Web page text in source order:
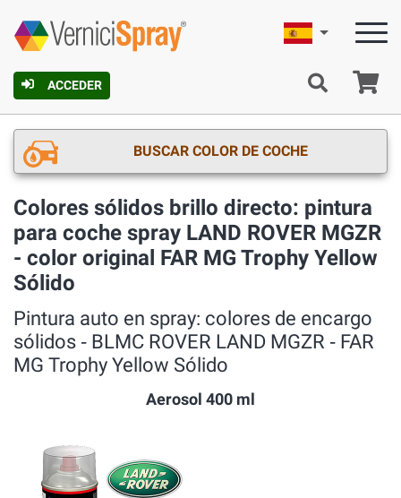
ACCEDER
Español
BUSCAR COLOR DE COCHE
Colores sólidos brillo directo: pintura
para coche spray LAND ROVER MGZR
- color original FAR MG Trophy Yellow
Sólido
Pintura auto en spray: colores de encargo
sólidos ‐ BLMC ROVER LAND MGZR ‐ FAR
MG Trophy Yellow Sólido
Aerosol 400 ml